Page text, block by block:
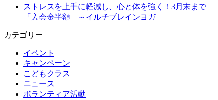
ストレスを上手に軽減し、心と体を強く！3月末まで
「入会金半額」～イルチブレインヨガ
カテゴリー
イベント
キャンペーン
こどもクラス
ニュース
ボランティア活動